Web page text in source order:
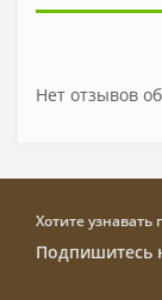
Нет отзывов
Хотите
Подпишитесь